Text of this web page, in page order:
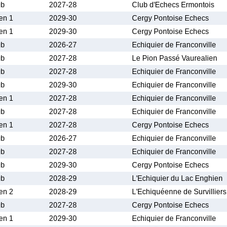
2027-28
Club d'Echecs Ermontois
1 2029-30
Cergy Pontoise Echecs
1 2029-30
Cergy Pontoise Echecs
2026-27
Echiquier de Franconville
2027-28
Le Pion Passé Vaurealien
2027-28
Echiquier de Franconville
2029-30
Echiquier de Franconville
1 2027-28
Echiquier de Franconville
2027-28
Echiquier de Franconville
1 2027-28
Cergy Pontoise Echecs
2026-27
Echiquier de Franconville
2027-28
Echiquier de Franconville
2029-30
Cergy Pontoise Echecs
2028-29
L'Echiquier du Lac Enghien
2 2028-29
L'Echiquéenne de Survilliers
2027-28
Cergy Pontoise Echecs
1 2029-30
Echiquier de Franconville